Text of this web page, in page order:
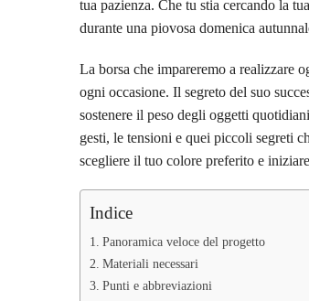
tua pazienza. Che tu stia cercando la
durante una piovosa domenica
La borsa che impareremo a realizzare
ogni occasione. Il segreto del suo
sostenere il peso degli oggetti
gesti, le tensioni e quei piccoli segreti
scegliere il tuo colore preferito e
Indice
Panoramica veloce del progetto
Materiali necessari
Punti e abbreviazioni